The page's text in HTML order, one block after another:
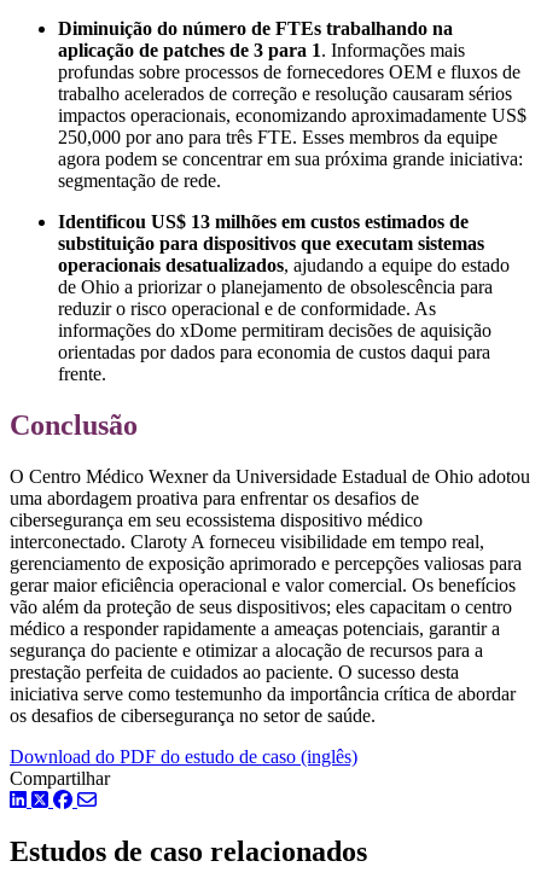
Diminuição do número de FTEs trabalhando na
aplicação de patches de 3 para 1. Informações mais
profundas sobre processos de fornecedores OEM e fluxos de
trabalho acelerados de correção e resolução causaram sérios
impactos operacionais, economizando aproximadamente US$
250,000 por ano para três FTE. Esses membros da equipe
agora podem se concentrar em sua próxima grande iniciativa:
segmentação de rede.
Identificou US$ 13 milhões em custos estimados de
substituição para dispositivos que executam sistemas
operacionais desatualizados, ajudando a equipe do estado
de Ohio a priorizar o planejamento de obsolescência para
reduzir o risco operacional e de conformidade. As
informações do xDome permitiram decisões de aquisição
orientadas por dados para economia de custos daqui para
frente.
Conclusão
O Centro Médico Wexner da Universidade Estadual de Ohio adotou
uma abordagem proativa para enfrentar os desafios de
cibersegurança em seu ecossistema dispositivo médico
interconectado. Claroty A forneceu visibilidade em tempo real,
gerenciamento de exposição aprimorado e percepções valiosas para
gerar maior eficiência operacional e valor comercial. Os benefícios
vão além da proteção de seus dispositivos; eles capacitam o centro
médico a responder rapidamente a ameaças potenciais, garantir a
segurança do paciente e otimizar a alocação de recursos para a
prestação perfeita de cuidados ao paciente. O sucesso desta
iniciativa serve como testemunho da importância crítica de abordar
os desafios de cibersegurança no setor de saúde.
Download do PDF do estudo de caso (inglês)
Compartilhar
LinkedIn
TwitterFacebook
Estudos de caso relacionados